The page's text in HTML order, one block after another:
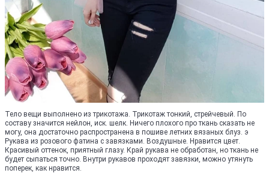
Тело вещи выполнено из трикотажа. Трикотаж тонкий, стрейчевый. По
составу значится нейлон, иск. шелк. Ничего плохого про ткань сказать не
могу, она достаточно распространена в пошиве летних вязаных блуз. э
Рукава из розового фатина с завязками. Воздушные. Нравится цвет.
Красивый оттенок, приятный глазу. Край рукава не обработан, но ткань не
будет сыпаться точно. Внутри рукавов проходят завязки, можно утянуть
поперек, как нравится.